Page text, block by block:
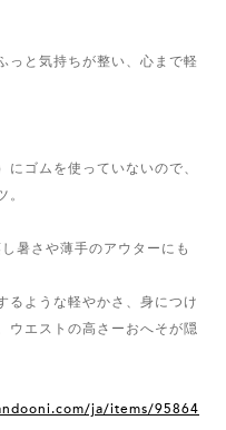
っと気持ちが整い、心まで軽
ゴムを使っていないので、
。
暑さや薄手のアウターにも
るような軽やかさ、身につけ
ウエストの高さーおへそが隠
ja/items/95864